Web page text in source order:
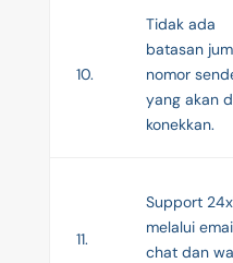
10.
Tidak ada
batasan
nomor
yang akan
konekkan.
11.
Support
melalui
chat dan wa